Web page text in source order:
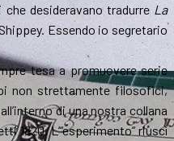
che desideravano tradurre La
Essendo io segretario
tesa a promuovere serie
non strettamente filosofici,
di una nostra collana
1820. L’“esperimento” riuscì